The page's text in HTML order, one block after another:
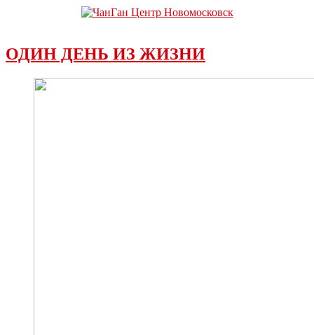
ОДИН ДЕНЬ ИЗ ЖИЗНИ